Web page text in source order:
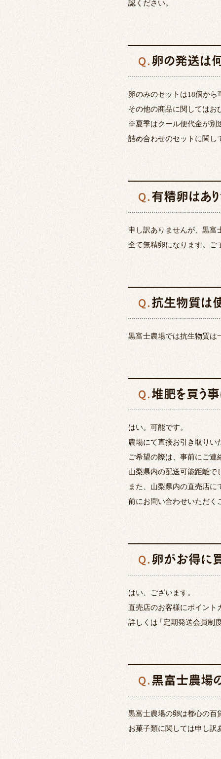
認ください。
Q. 卵の発送は
卵のみのセットは18個から
その他の商品に関してはお
※夏季はクール便代金が別
詰め合わせのセットに関し
Q. 有精卵はあり
申し訳ありませんが、黒富
全て無精卵になります。ご
Q. 抗生物質は
黒富士農場では抗生物質は
Q. 堆肥を買う
はい。可能です。
農場にて直接お引き取りい
ご希望の際は、事前にご連
山梨県内の配送可能距離で
また、山梨県内の直売店
前にお問い合わせいただく
Q. 卵がお得に
はい、ございます。
直売店のお客様にポイント
詳しくは「 定期発送会員制
Q. 黒富士農場
黒富士農場の卵は都心の百
お菓子類に関しては申し訳